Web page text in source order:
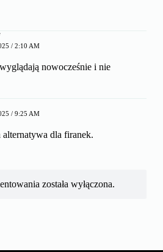
/ 2:10 AM
nowocześnie i nie
/ 9:25 AM
dla firanek.
została wyłączona.